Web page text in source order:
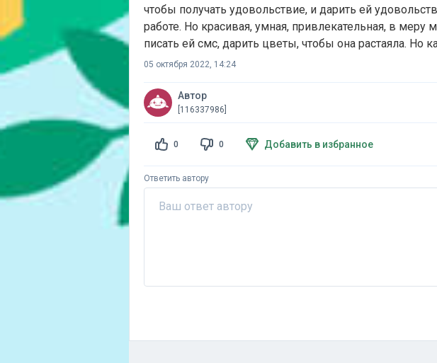
чтобы получать удовольствие, и дарить ей
работе. Но красивая, умная, привлекательная, в меру
писать ей смс, дарить цветы, чтобы она растаяла. Но
05 октября 2022, 14:24
Автор
[116337986]
0 0 Добавить в избранное
Ответить автору